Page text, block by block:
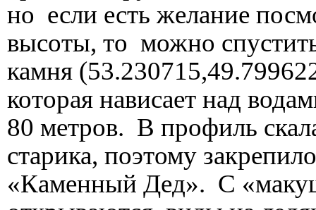
но если есть желание
высоты, то можно
камня
которая нависает над
80 метров. В профиль
старика, поэтому
«Каменный Дед». С